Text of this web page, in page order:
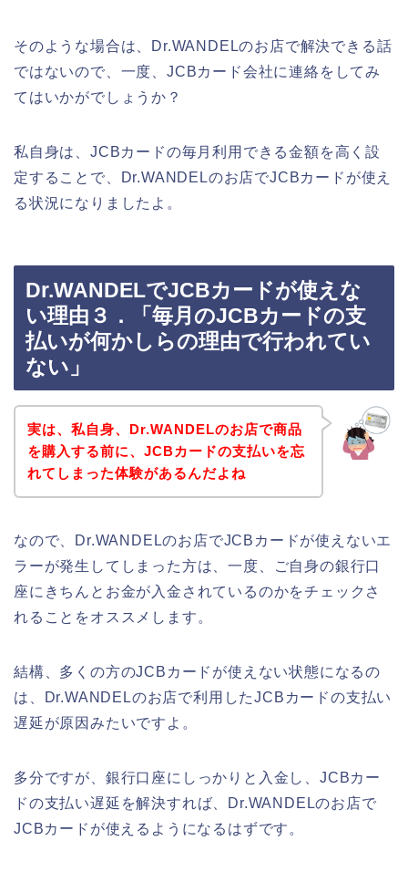
そのような場合は、Dr.WANDELのお店で解決できる話
ではないので、一度、JCBカード会社に連絡をしてみ
てはいかがでしょうか？
私自身は、JCBカードの毎月利用できる金額を高く設
定することで、Dr.WANDELのお店でJCBカードが使え
る状況になりましたよ。
Dr.WANDELでJCBカードが使えな
い理由３．「毎月のJCBカードの支
払いが何かしらの理由で行われてい
ない」
実は、私自身、Dr.WANDELのお店で商品
を購入する前に、JCBカードの支払いを忘
れてしまった体験があるんだよね
なので、Dr.WANDELのお店でJCBカードが使えないエ
ラーが発生してしまった方は、一度、ご自身の銀行口
座にきちんとお金が入金されているのかをチェックさ
れることをオススメします。
結構、多くの方のJCBカードが使えない状態になるの
は、Dr.WANDELのお店で利用したJCBカードの支払い
遅延が原因みたいですよ。
多分ですが、銀行口座にしっかりと入金し、JCBカー
ドの支払い遅延を解決すれば、Dr.WANDELのお店で
JCBカードが使えるようになるはずです。